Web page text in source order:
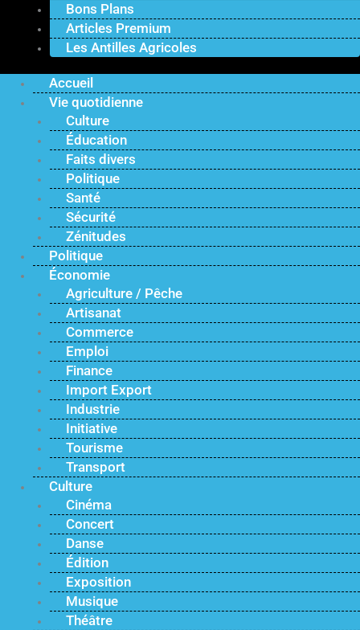
Bons Plans
Articles Premium
Les Antilles Agricoles
Accueil
Vie quotidienne
Culture
Éducation
Faits divers
Politique
Santé
Sécurité
Zénitudes
Politique
Économie
Agriculture / Pêche
Artisanat
Commerce
Emploi
Finance
Import Export
Industrie
Initiative
Tourisme
Transport
Culture
Cinéma
Concert
Danse
Édition
Exposition
Musique
Théâtre